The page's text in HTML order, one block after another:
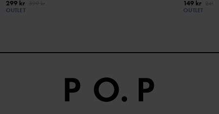
299 kr
OUTLET
149 kr
OUTLET